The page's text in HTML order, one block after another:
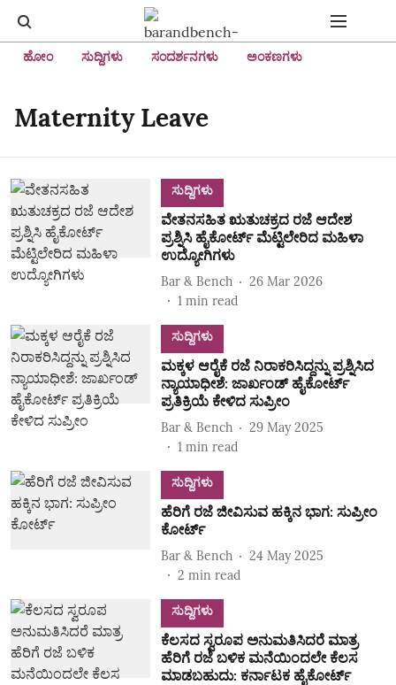
ಹೋಂ ಸುದ್ದಿಗಳು ಸಂದರ್ಶನಗಳು ಅಂಕಣಗಳು
Maternity Leave
ಸುದ್ದಿಗಳು
ವೇತನಸಹಿತ ಋತುಚಕ್ರದ ರಜೆ ಆದೇಶ
ಪ್ರಶ್ನಿಸಿ ಹೈಕೋರ್ಟ್‌ ಮೆಟ್ಟಿಲೇರಿದ ಮಹಿಳಾ
ಉದ್ಯೋಗಿಗಳು
Bar & Bench
26 Mar 2026
1 min read
ಸುದ್ದಿಗಳು
ಮಕ್ಕಳ ಆರೈಕೆ ರಜೆ ನಿರಾಕರಿಸಿದ್ದನ್ನು ಪ್ರಶ್ನಿಸಿದ
ನ್ಯಾಯಾಧೀಶೆ: ಜಾರ್ಖಂಡ್ ಹೈಕೋರ್ಟ್‌
ಪ್ರತಿಕ್ರಿಯೆ ಕೇಳಿದ ಸುಪ್ರೀಂ
Bar & Bench
29 May 2025
1 min read
ಸುದ್ದಿಗಳು
ಹೆರಿಗೆ ರಜೆ ಜೀವಿಸುವ ಹಕ್ಕಿನ ಭಾಗ: ಸುಪ್ರೀಂ
ಕೋರ್ಟ್
Bar & Bench
24 May 2025
2 min read
ಸುದ್ದಿಗಳು
ಕೆಲಸದ ಸ್ವರೂಪ ಅನುಮತಿಸಿದರೆ ಮಾತ್ರ
ಹೆರಿಗೆ ರಜೆ ಬಳಿಕ ಮನೆಯಿಂದಲೇ ಕೆಲಸ
ಮಾಡಬಹುದು: ಕರ್ನಾಟಕ ಹೈಕೋರ್ಟ್